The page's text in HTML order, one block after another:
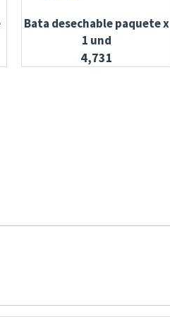
Bata desechable paquete x
1 und
4,731